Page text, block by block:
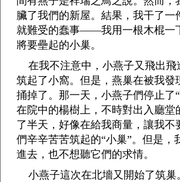
臟了我們的新屋。結果，我干了一
就難受的蠢事——我用一根木棍一
將要壘起的小巢。
在我不注意中，小燕子又飛出飛
筑起了小窩。但是，燕巢在被我發
捅掉了。那一天，小燕子們停止了“
在院中的楊樹上，不時對出入廳堂
了半天，好像在給我商量，讓我不
們辛辛苦苦筑起的“小巢”。但是，
進去，也不想聽它們的求情。
小燕子這次在北墻又開始了筑巢